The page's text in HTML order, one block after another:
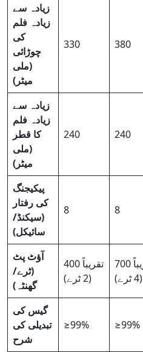
زیادہ سے
زیادہ فلم
کی
چوڑائی
(ملی
میٹر)
330 380
زیادہ سے
زیادہ فلم
کا قطر
(ملی
میٹر)
240 240
پیکیجنگ
کی رفتار
(سیکنڈ/
سائیکل)
8 8
آؤٹ پٹ
(ٹرے/
گھنٹہ)
تقریباً 400
(2 ٹرے)
تقریباً 700
(4 ٹرے)
گیس کی
تبدیلی کی
شرح
≥99% ≥99%